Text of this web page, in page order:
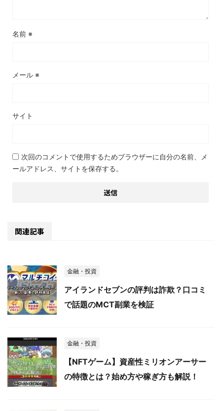
名前 ※
メール ※
サイト
次回のコメントで使用するためブラウザーに自分の名前、メ
ールアドレス、サイトを保存する。
関連記事
金融・投資
アイランドセブンの評判は詐欺？口コミ
で話題のMCT副業を検証
金融・投資
【NFTゲーム】資産性ミリオンアーサー
の特徴とは？始め方や稼ぎ方も解説！